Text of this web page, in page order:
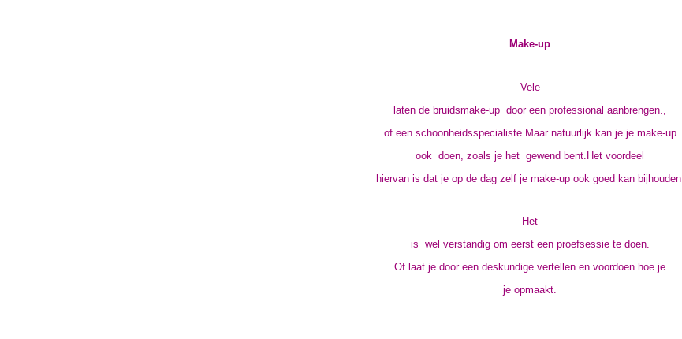
Make-up
Vele
laten de bruidsmake-up door een professional aanbrengen.,
of een schoonheidsspecialiste.Maar natuurlijk kan je je make-up
ook doen, zoals je het gewend bent.Het voordeel
hiervan is dat je op de dag zelf je make-up ook goed kan bijhouden.
Het
is wel verstandig om eerst een proefsessie te doen.
Of laat je door een deskundige vertellen en voordoen hoe je
je opmaakt.